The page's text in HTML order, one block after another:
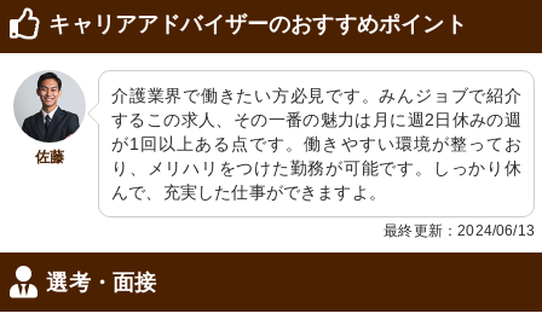
飾り
カラフルな手作りアートが明るい気持
ちを育みます。クリエイティブな空間
が広がっています。
脱衣所
清潔感のあふれる収納スペースと落ち
着いた色合いの椅子が配置されていま
す。
キャリアアドバイザーのおすすめポイント
佐藤
介護業界で働きたい方必見です。みんジョブで紹介
するこの求人、その一番の魅力は月に週2日休みの週
が1回以上ある点です。働きやすい環境が整ってお
り、メリハリをつけた勤務が可能です。しっかり休
んで、充実した仕事ができますよ。
最終更新：2024/06/13
選考・面接